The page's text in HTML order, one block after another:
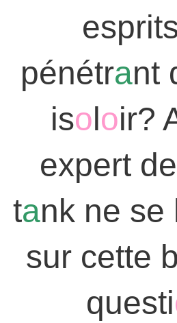
pénétrant
isoloir?
expert
tank ne se
sur cette
questi